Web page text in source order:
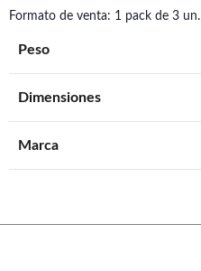
Formato de venta: 1 pack de 3 un.
Peso
Dimensiones
Marca